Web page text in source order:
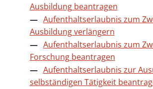
Ausbildung beantragen
Aufenthaltserlaubnis zum
Ausbildung verlängern
Aufenthaltserlaubnis zum
Forschung beantragen
Aufenthaltserlaubnis zur
selbständigen Tätigkeit